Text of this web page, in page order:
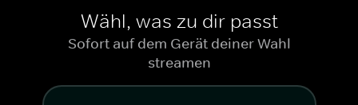
Wähl, was zu dir passt
Sofort auf dem Gerät deiner Wahl
streamen